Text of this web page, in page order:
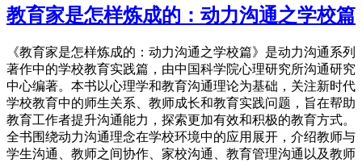
教育家是怎样炼成的：动力沟通之学校篇
《教育家是怎样炼成的：动力沟通之学校篇》是动力沟通系列
著作中的学校教育实践篇，由中国科学院心理研究所沟通研究
中心编著。本书以心理学和教育沟通理论为基础，关注新时代
学校教育中的师生关系、教师成长和教育实践问题，旨在帮助
教育工作者提升沟通能力，探索更加有效和积极的教育方式。
全书围绕动力沟通理念在学校环境中的应用展开，介绍教师与
学生沟通、教师之间协作、家校沟通、教育管理沟通以及教师